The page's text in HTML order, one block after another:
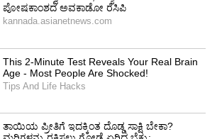
ಮಾಧ್ಯಮದ ಡಿಜಿಟಲ್ ವಿಭಾಗದಲ್ಲಿ ಕಳೆದ
ಕೆಲಸ ಮಾಡುತ್ತಿದ್ದೇನೆ. ದೃಶ್ಯ ಮಾಧ್ಯಮ,
5 ವರ್ಷ ಕೆಲಸ ಮಾಡಿದ ಅನುಭವವಿದೆ.
ಪತ್ರಿಕೋದ್ಯಮದ ಸ್ನಾತಕೋತ್ತರ ಪದವಿ.